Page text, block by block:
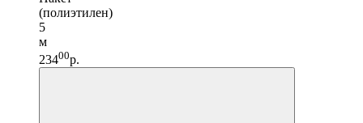
(полиэтилен)
5
м
23400р.